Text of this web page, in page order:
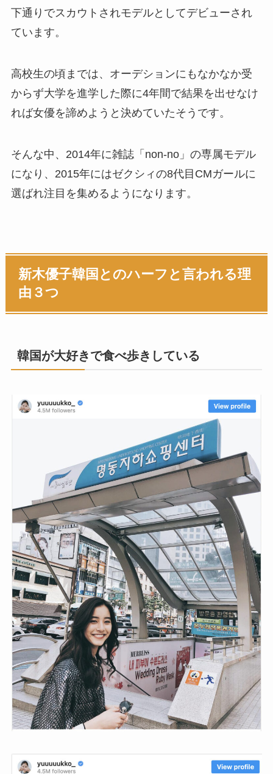
下通りでスカウトされモデルとしてデビューされ
ています。
高校生の頃までは、オーデションにもなかなか受
からず大学を進学した際に4年間で結果を出せなけ
れば女優を諦めようと決めていたそうです。
そんな中、2014年に雑誌「non-no」の専属モデル
になり、2015年にはゼクシィの8代目CMガールに
選ばれ注目を集めるようになります。
新木優子韓国とのハーフと言われる理
由３つ
韓国が大好きで食べ歩きしている